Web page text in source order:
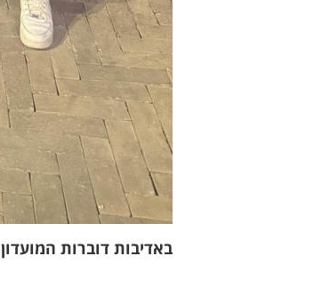
באדיבות דוברות המועדון